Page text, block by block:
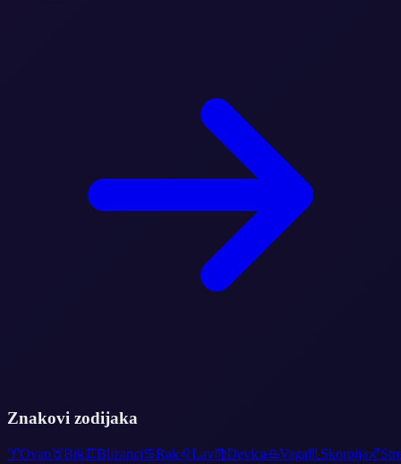
Znakovi zodijaka
♈Ovan♉Bik♊Blizanci♋Rak♌Lav♍Devica♎Vaga♏ Skorpija♐